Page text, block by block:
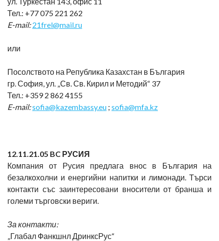
Тел.: +77 075 221 262
E-mail: 21frel@mail.ru
или
Посолството на Република Казахстан в България
гр. София, ул. „Св. Св. Кирил и Методий“ 37
Тел.: +359 2 862 4155
E-mail:sofia@kazembassy.eu ; sofia@mfa.kz
12.11.21.05 BC РУСИЯ
Компания от Русия предлага внос в България на
безалкохолни и енергийни напитки и лимонади. Търси
контакти със заинтересовани вносители от бранша и
големи търговски вериги.
За контакти:
„Глабал Фанкшнл ДринксРус“